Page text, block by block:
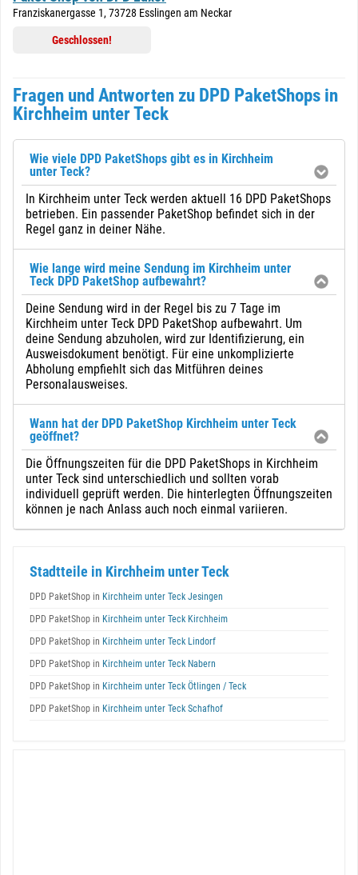
Franziskanergasse 1, 73728 Esslingen am Neckar
Geschlossen!
Fragen und Antworten zu DPD PaketShops in
Kirchheim unter Teck
Wie viele DPD PaketShops gibt es in Kirchheim
unter Teck?
In Kirchheim unter Teck werden aktuell 16 DPD PaketShops
betrieben. Ein passender PaketShop befindet sich in der
Regel ganz in deiner Nähe.
Wie lange wird meine Sendung im Kirchheim unter
Teck DPD PaketShop aufbewahrt?
Deine Sendung wird in der Regel bis zu 7 Tage im
Kirchheim unter Teck DPD PaketShop aufbewahrt. Um
deine Sendung abzuholen, wird zur Identifizierung, ein
Ausweisdokument benötigt. Für eine unkomplizierte
Abholung empfiehlt sich das Mitführen deines
Personalausweises.
Wann hat der DPD PaketShop Kirchheim unter Teck
geöffnet?
Die Öffnungszeiten für die DPD PaketShops in Kirchheim
unter Teck sind unterschiedlich und sollten vorab
individuell geprüft werden. Die hinterlegten Öffnungszeiten
können je nach Anlass auch noch einmal variieren.
Stadtteile in Kirchheim unter Teck
DPD PaketShop in Kirchheim unter Teck Jesingen
DPD PaketShop in Kirchheim unter Teck Kirchheim
DPD PaketShop in Kirchheim unter Teck Lindorf
DPD PaketShop in Kirchheim unter Teck Nabern
DPD PaketShop in Kirchheim unter Teck Ötlingen / Teck
DPD PaketShop in Kirchheim unter Teck Schafhof